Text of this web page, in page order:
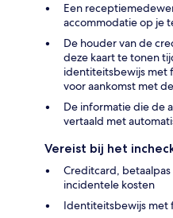
Een
accommodatie op je
De houder van de
deze kaart te tonen
identiteitsbewijs met
voor aankomst met
De informatie die de
vertaald met
Vereist bij het
Creditcard,
incidentele kosten
Identiteitsbewijs met